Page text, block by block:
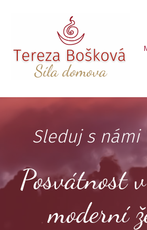
Sleduj s námi
Posvátnost
moderní